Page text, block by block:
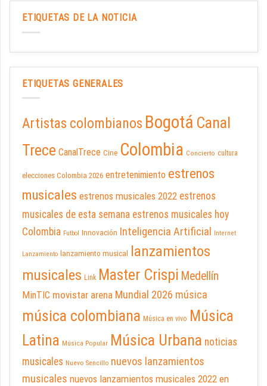
ETIQUETAS DE LA NOTICIA
ETIQUETAS GENERALES
Artistas colombianos Bogotá Canal
Trece CanalTrece Cine Colombia Concierto cultura
elecciones Colombia 2026 entretenimiento estrenos
musicales estrenos musicales 2022 estrenos
musicales de esta semana estrenos musicales hoy
Colombia Futbol Innovación Inteligencia Artificial Internet
Lanzamiento lanzamiento musical
lanzamientos
musicales Link Master Crispi Medellín
MinTIC movistar arena Mundial 2026 música
música colombiana Música en vivo Música
Latina Música Popular Música Urbana noticias
musicales Nuevo Sencillo nuevos lanzamientos
musicales nuevos lanzamientos musicales 2022 en